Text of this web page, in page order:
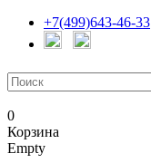
+7(499)643-46-33
0
Корзина
Empty